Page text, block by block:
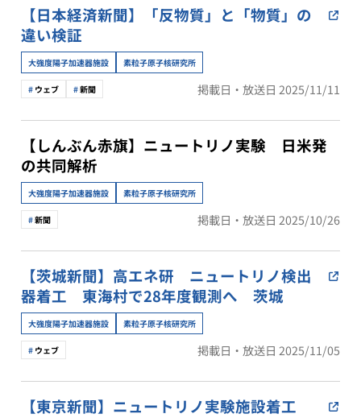
【日本経済新聞】「反物質」と「物質」の
違い検証
大強度陽子加速器施設 素粒子原子核研究所
ウェブ 新聞 掲載日・放送日 2025/11/11
【しんぶん赤旗】ニュートリノ実験 日米発
の共同解析
大強度陽子加速器施設 素粒子原子核研究所
新聞 掲載日・放送日 2025/10/26
【茨城新聞】高エネ研 ニュートリノ検出
器着工 東海村で28年度観測へ 茨城
大強度陽子加速器施設 素粒子原子核研究所
ウェブ 掲載日・放送日 2025/11/05
【東京新聞】ニュートリノ実験施設着工